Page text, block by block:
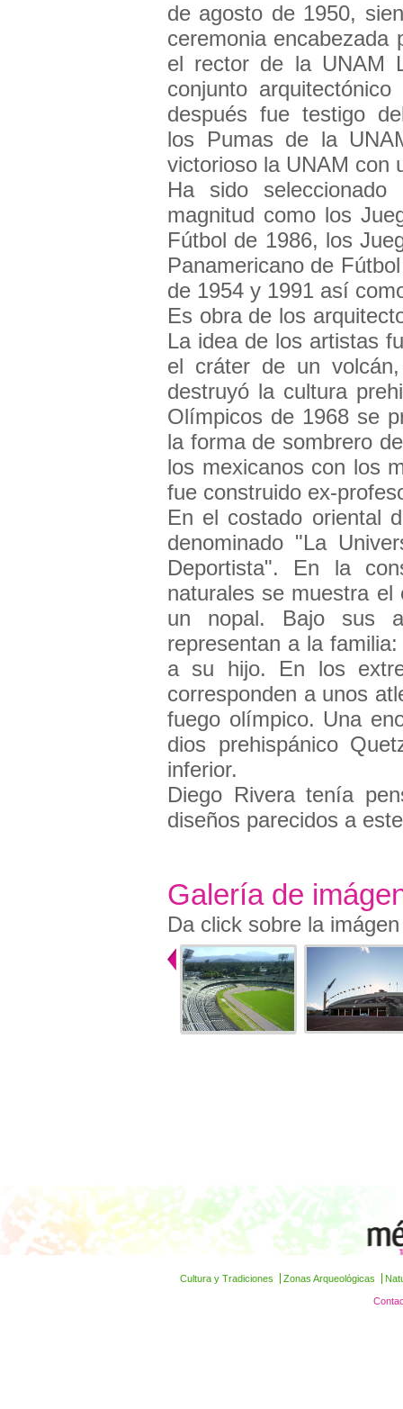
de agosto de 1950,
ceremonia encabezada
el rector de la UNAM
conjunto
después fue testigo
los Pumas de la
victorioso la UNAM con
Ha sido
magnitud como los
Fútbol de 1986, los
Panamericano de
de 1954 y 1991 así
Es obra de los
La idea de los artistas
el cráter de un
destruyó la cultura
Olímpicos de 1968 se
la forma de sombrero
los mexicanos con los
fue construido ex-
En el costado oriental
denominado "La
Deportista". En la
naturales se muestra
un nopal. Bajo sus
representan a la
a su hijo. En los
corresponden a unos
fuego olímpico. Una
dios prehispánico
inferior.
Diego Rivera tenía
diseños parecidos a
Galería de
Da click sobre la
Cultura y Tradiciones Zonas Arqueológicas